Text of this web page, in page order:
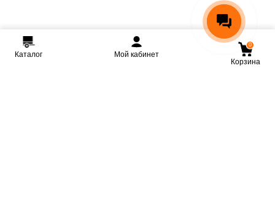
Каталог Мой кабинет
0
Корзина